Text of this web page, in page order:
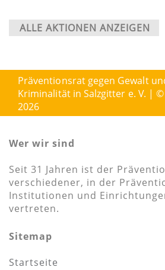
ALLE AKTIONEN ANZEIGEN
Präventionsrat gegen Gewalt
Kriminalität in Salzgitter e. V. | ©
2026
Wer wir sind
Seit 31 Jahren ist der
verschiedener, in der
Institutionen und
vertreten.
Sitemap
Startseite